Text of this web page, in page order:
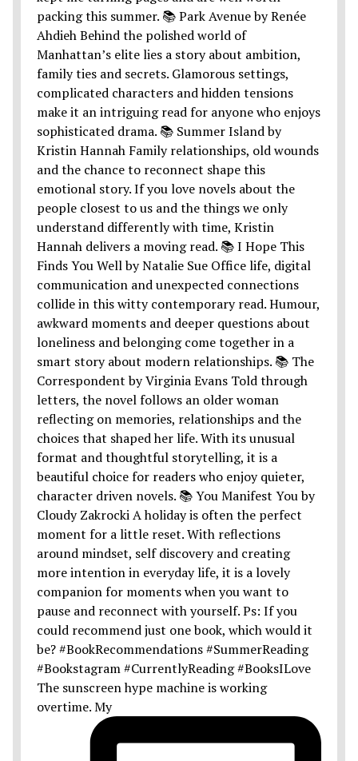
The sunscreen hype machine is working
overtime. My